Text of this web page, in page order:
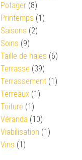
Potager (8)
Printemps (1)
Saisons (2)
Soins (9)
Taille de haies (6)
Terrasse (39)
Terrassement (1)
Terreaux (1)
Toiture (1)
Véranda (10)
Viabilisation (1)
Vins (1)